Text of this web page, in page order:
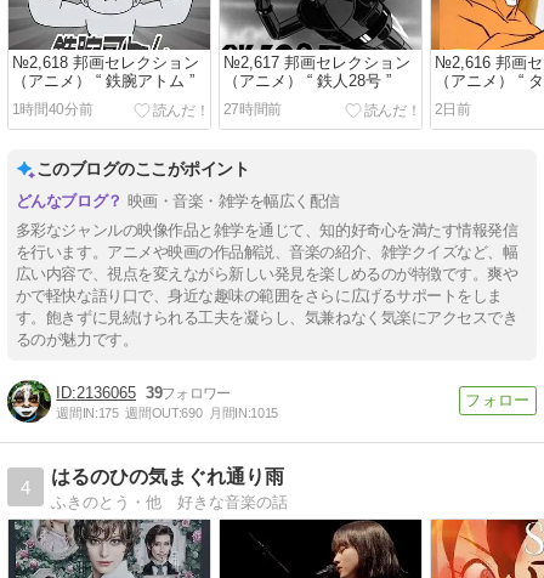
№2,618 邦画セレクション
（アニメ） “ 鉄腕アトム ”
1時間40分前
№2,617 邦画セレクション
（アニメ） “ 鉄人28号 ”
27時間前
№2,616 邦画
（アニメ） “
2日前
このブログのここがポイント
映画・音楽・雑学を幅広く配信
多彩なジャンルの映像作品と雑学を通じて、知的好奇心を満たす情報発信
を行います。アニメや映画の作品解説、音楽の紹介、雑学クイズなど、幅
広い内容で、視点を変えながら新しい発見を楽しめるのが特徴です。爽や
かで軽快な語り口で、身近な趣味の範囲をさらに広げるサポートをしま
す。飽きずに見続けられる工夫を凝らし、気兼ねなく気楽にアクセスでき
るのが魅力です。
2136065 39
週間IN:175 週間OUT:690 月間IN:1015
4
はるのひの気まぐれ通り雨
ふきのとう・他 好きな音楽の話